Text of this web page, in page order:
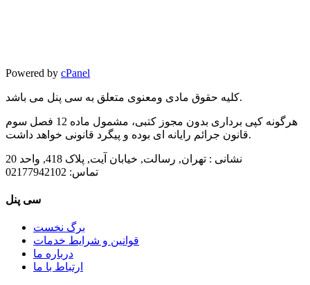
Powered by cPanel
کلیه حقوق مادی ومعنوی متعلق به سی پنل می باشد.
هرگونه کپی برداری بدون مجوز کتبی، مشمول ماده 12 فصل سوم
قانون جرائم رایانه ای بوده و پیگرد قانونی خواهد داشت.
نشانی : تهران, رسالت, خیابان آیت, پلاک 418, واحد 20
تماس:
سی پنل
برگ نخست
قوانین و شرایط خدمات
درباره ما
ارتباط با ما